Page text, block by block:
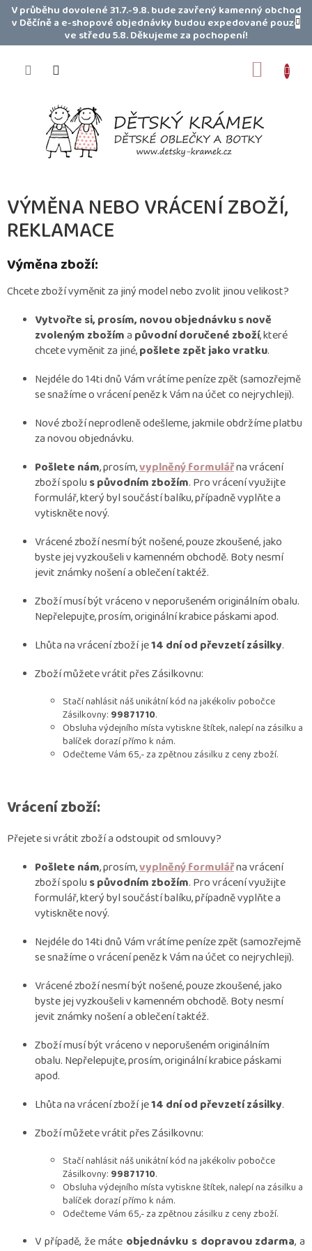
PřejítV průběhu dovolené 31.7.-9.8. bude zavřený kamenný obchod
v Děčíně a e-shopové objednávky budou expedované pouze
ve středu 5.8. Děkujeme za pochopení!
VÝMĚNA NEBO VRÁCENÍ ZBOŽÍ,
REKLAMACE
Výměna zboží:
Chcete zboží vyměnit za jiný model nebo zvolit jinou velikost?
Vytvořte si, prosím, novou objednávku s nově
zvoleným zbožíma původní doručené zboží, které
chcete vyměnit za jiné,pošlete zpět jako vratku.
Nejdéle do 14ti dnů Vám vrátíme peníze zpět (samozřejmě
se snažíme o vrácení peněz k Vám na účet co nejrychleji).
Nové zboží neprodleně odešleme, jakmile obdržíme platbu
za novou objednávku.
Pošlete nám, prosím,vyplněný formulářna vrácení
zboží spolu s původním zbožím. Pro vrácení využijte
formulář, který byl součástí balíku, případně vyplňte a
vytiskněte nový.
Vrácené zboží nesmí být nošené, pouze zkoušené, jako
byste jej vyzkoušeli v kamenném obchodě. Boty nesmí
jevit známky nošení a oblečení taktéž.
Zboží musí být vráceno v neporušeném originálním obalu.
Nepřelepujte, prosím, originální krabice páskami apod.
Lhůta na vrácení zboží je14 dní od převzetí zásilky.
Zboží můžete vrátit přes Zásilkovnu:
Stačí nahlásit náš unikátní kód na jakékoliv pobočce
Zásilkovny: 99871710.
Obsluha výdejního místa vytiskne štítek, nalepí na zásilku a
balíček dorazí přímo k nám.
Odečteme Vám 65,- za zpětnou zásilku z ceny zboží.
Vrácení zboží:
Přejete si vrátit zboží a odstoupit od smlouvy?
Pošlete nám, prosím,vyplněný formulářna vrácení
zboží spolu s původním zbožím. Pro vrácení využijte
formulář, který byl součástí balíku, případně vyplňte a
vytiskněte nový.
Nejdéle do 14ti dnů Vám vrátíme peníze zpět (samozřejmě
se snažíme o vrácení peněz k Vám na účet co nejrychleji).
Vrácené zboží nesmí být nošené, pouze zkoušené, jako
byste jej vyzkoušeli v kamenném obchodě. Boty nesmí
jevit známky nošení a oblečení taktéž.
Zboží musí být vráceno v neporušeném originálním
obalu. Nepřelepujte, prosím, originální krabice páskami
apod.
Lhůta na vrácení zboží je14 dní od převzetí zásilky.
Zboží můžete vrátit přes Zásilkovnu:
Stačí nahlásit náš unikátní kód na jakékoliv pobočce
Zásilkovny: 99871710.
Obsluha výdejního místa vytiskne štítek, nalepí na zásilku a
balíček dorazí přímo k nám.
Odečteme Vám 65,- za zpětnou zásilku z ceny zboží.
V případě, že máte objednávku s dopravou zdarma, a